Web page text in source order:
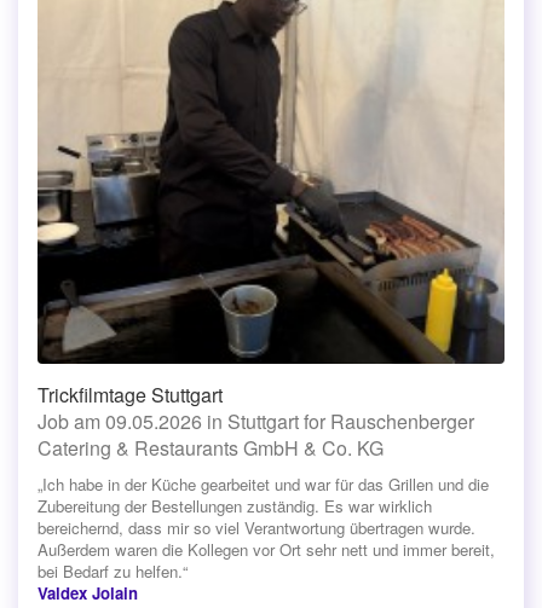
Trickfilmtage Stuttgart
Job am 09.05.2026 in Stuttgart for Rauschenberger
Catering & Restaurants GmbH & Co. KG
„Ich habe in der Küche gearbeitet und war für das Grillen und die
Zubereitung der Bestellungen zuständig. Es war wirklich
bereichernd, dass mir so viel Verantwortung übertragen wurde.
Außerdem waren die Kollegen vor Ort sehr nett und immer bereit,
bei Bedarf zu helfen.“
Valdex Jolain